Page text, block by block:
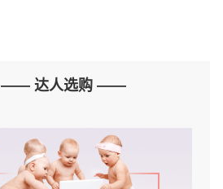
—— 达人选购 ——